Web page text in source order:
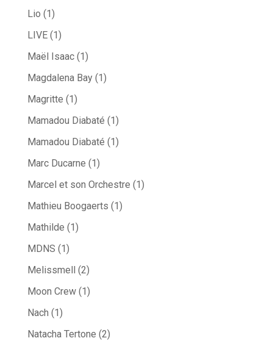
Lio (1)
LIVE(1)
Maël Isaac(1)
Magdalena Bay(1)
Magritte (1)
Mamadou Diabaté (1)
Mamadou Diabaté (1)
Marc Ducarne (1)
Marcel et son Orchestre (1)
Mathieu Boogaerts (1)
Mathilde (1)
MDNS (1)
Melissmell
(2)
Moon Crew(1)
Nach (1)
Natacha Tertone (2)